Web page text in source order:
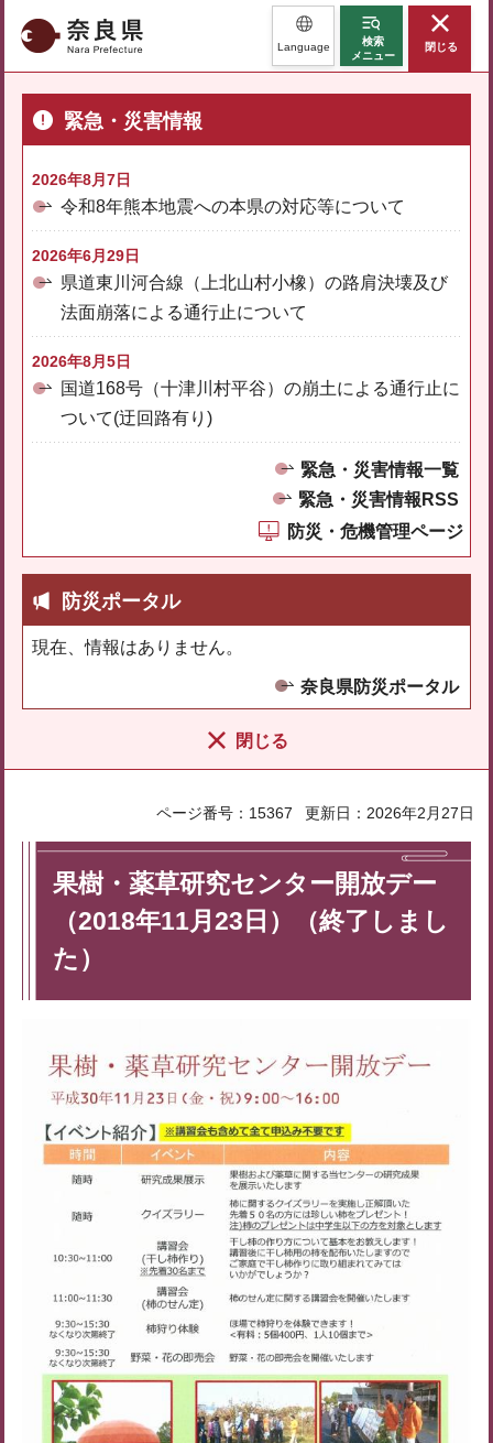
奈良県 Language
検索
メニュー
閉じる
緊急・災害情報
2026年8月7日
令和8年熊本地震への本県の対応等について
2026年6月29日
県道東川河合線（上北山村小橡）の路肩決壊及び
法面崩落による通行止について
2026年8月5日
国道168号（十津川村平谷）の崩土による通行止に
ついて(迂回路有り)
緊急・災害情報一覧
緊急・災害情報RSS
防災・危機管理ページ
防災ポータル
現在、情報はありません。
奈良県防災ポータル
閉じる
ページ番号：15367 更新日：2026年2月27日
果樹・薬草研究センター開放デー
（2018年11月23日）（終了しまし
た）